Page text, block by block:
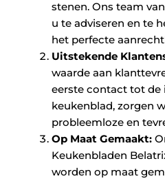
stenen. Ons team
u te adviseren en te
het perfecte
Uitstekende
waarde aan
eerste contact tot de
keukenblad, zorgen
probleemloze en
Op Maat Gemaakt:
Keukenbladen
worden op maat